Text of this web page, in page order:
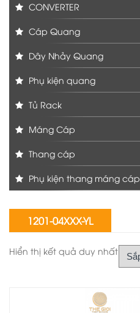
CONVERTER
Cáp Quang
Dây Nhảy Quang
Phụ kiện quang
Tủ Rack
Máng Cáp
Thang cáp
Phụ kiện thang máng cáp
1201-04XXX-YL
Hiển thị kết quả duy nhất